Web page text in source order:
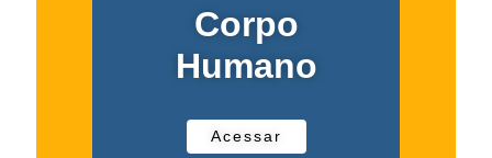
Corpo
Humano
Acessar